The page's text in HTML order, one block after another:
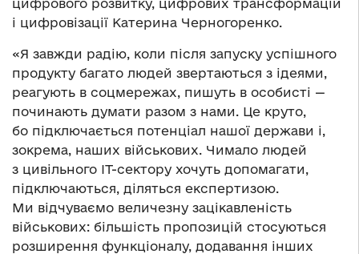
цифрового розвитку, цифрових трансформацій
і цифровізації Катерина Черногоренко.
«Я завжди радію, коли після запуску успішного
продукту багато людей звертаються з ідеями,
реагують в соцмережах, пишуть в особисті —
починають думати разом з нами. Це круто,
бо підключається потенціал нашої держави і,
зокрема, наших військових. Чимало людей
з цивільного IT-сектору хочуть допомагати,
підключаються, діляться експертизою.
Ми відчуваємо величезну зацікавленість
військових: більшість пропозицій стосуються
розширення функціоналу, додавання інших